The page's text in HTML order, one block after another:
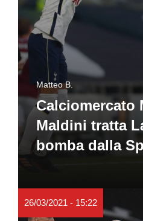
Matteo B.
Calciomercato
Maldini tratta
bomba dalla
26/03/2021 - 15:22